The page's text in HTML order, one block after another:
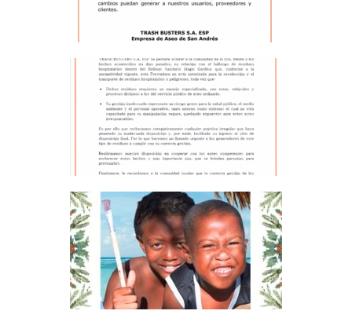
COMUNICADO – RESIDUOS
HOSPITALARIOS
BASURAS, COMUNIDAD
FELICES FIESTAS Y PROSPERO
AÑO NUEVO 2024
BASURAS, COMUNIDAD